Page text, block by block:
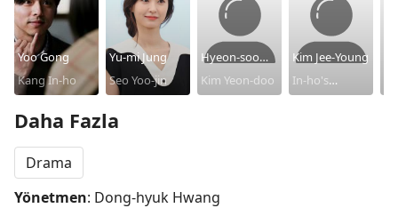
Yoo Gong
Kang In-ho
Yu-mi Jung
Seo Yoo-jin
Hyeon-soo
Kim
Kim Yeon-doo
Kim Jee-Young
In-ho's
Daha Fazla
Drama
Yönetmen: Dong-hyuk Hwang